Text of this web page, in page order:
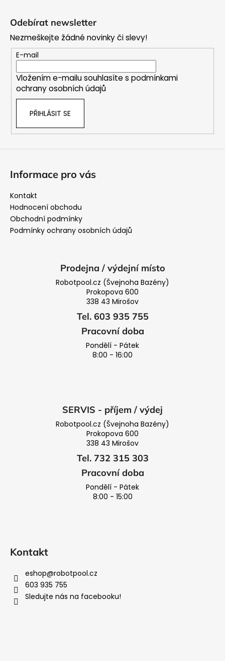
Odebírat newsletter
Nezmeškejte žádné novinky či slevy!
E-mail
Vložením e-mailu souhlasíte s podmínkami
ochrany osobních údajů
PŘIHLÁSIT SE
Informace pro vás
Kontakt
Hodnocení obchodu
Obchodní podmínky
Podmínky ochrany osobních údajů
Prodejna / výdejní místo
Robotpool.cz (Švejnoha Bazény)
Prokopova 600
338 43 Mirošov
Tel. 603 935 755
Pracovní doba
Pondělí - Pátek
8:00 - 16:00
SERVIS - příjem / výdej
Robotpool.cz (Švejnoha Bazény)
Prokopova 600
338 43 Mirošov
Tel. 732 315 303
Pracovní doba
Pondělí - Pátek
8:00 - 15:00
Kontakt
eshop@robotpool.cz
603 935 755
Sledujte nás na facebooku!